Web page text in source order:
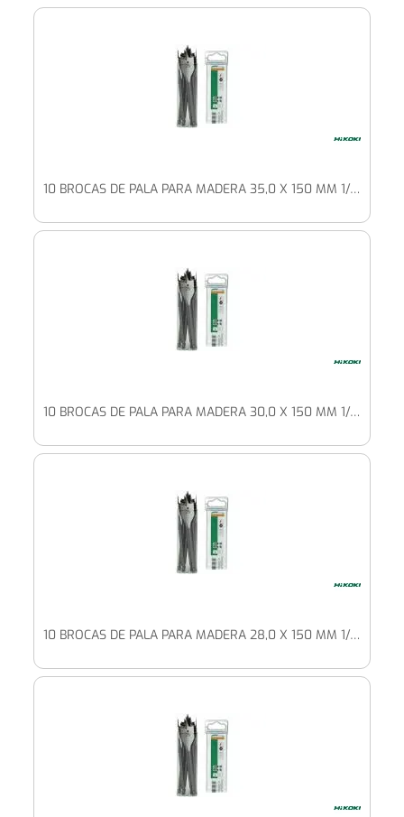
10 BROCAS DE PALA PARA MADERA 35,0 X 150 MM 1/4" HEXAGONAL
10 BROCAS DE PALA PARA MADERA 30,0 X 150 MM 1/4" HEXAGONAL
10 BROCAS DE PALA PARA MADERA 28,0 X 150 MM 1/4" HEXAGONAL